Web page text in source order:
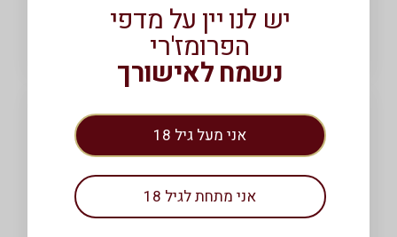
הוספה
פקורינו פפטו
קשה
₪29.90
/ 100
יש לנו יין על מדפי
הפרומז'רי
נשמח לאישורך
אני מעל גיל 18
אני מתחת לגיל 18